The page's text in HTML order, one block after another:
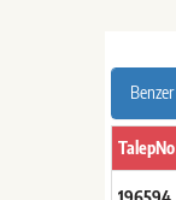
Benzer
TalepNo